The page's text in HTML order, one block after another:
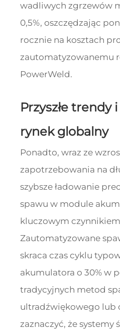
wadliwych zgrzewów
0,5%, oszczędzając
rocznie na kosztach
zautomatyzowanemu
PowerWeld.
Przyszłe trendy
rynek globalny
Ponadto, wraz ze
zapotrzebowania na
szybsze ładowanie
spawu w module
kluczowym
Zautomatyzowane
skraca czas cyklu
akumulatora o 30% w
tradycyjnych metod
ultradźwiękowego lub
zaznaczyć, że systemy